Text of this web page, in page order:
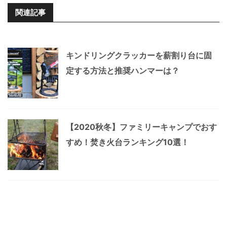
関連記事
キンドリングクラッカーを薪割り台に固
定する方法と推奨ハンマーは？
【2020秋冬】ファミリーキャンプでおす
すめ！焚き火台ランキング10選！